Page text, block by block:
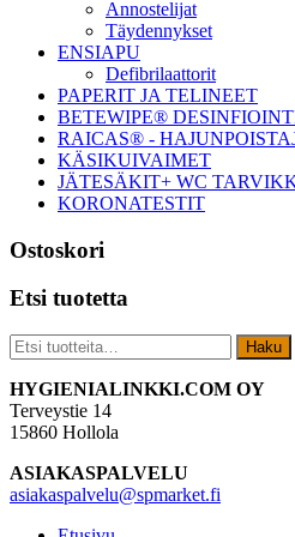
Annostelijat
Täydennykset
ENSIAPU
Defibrilaattorit
PAPERIT JA TELINEET
BETEWIPE®
RAICAS® -
KÄSIKUIVAIMET
JÄTESÄKIT+ WC
KORONATESTIT
Ostoskori
Etsi tuotetta
Etsi: Haku
Footer
HYGIENIALINKKI.COM OY
Terveystie 14
15860 Hollola
ASIAKASPALVELU
asiakaspalvelu@spmarket.fi